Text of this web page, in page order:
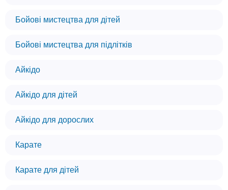
Бойові мистецтва для дітей
Бойові мистецтва для підлітків
Айкідо
Айкідо для дітей
Айкідо для дорослих
Карате
Карате для дітей